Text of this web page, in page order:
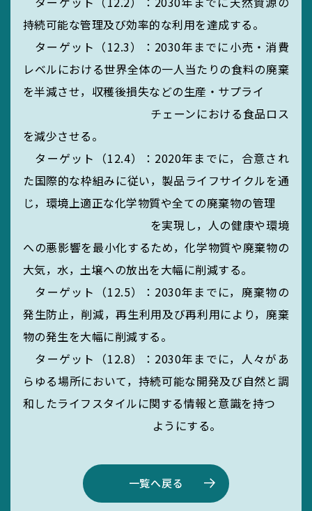
持続可能な管理及び効率的な利用を達成する。
ターゲット（12.3）：2030年までに小売・消費
レベルにおける世界全体の一人当たりの食料の廃棄
を半減させ，収穫後損失などの生産・サプライ
チェーンにおける食品ロス
を減少させる。
ターゲット（12.4）：2020年までに，合意され
た国際的な枠組みに従い，製品ライフサイクルを通
じ，環境上適正な化学物質や全ての廃棄物の管理
を実現し，人の健康や環境
への悪影響を最小化するため，化学物質や廃棄物の
大気，水，土壌への放出を大幅に削減する。
ターゲット（12.5）：2030年までに，廃棄物の
発生防止，削減，再生利用及び再利用により，廃棄
物の発生を大幅に削減する。
ターゲット（12.8）：2030年までに，人々があ
らゆる場所において，持続可能な開発及び自然と調
和したライフスタイルに関する情報と意識を持つ
ようにする。
一覧へ戻る